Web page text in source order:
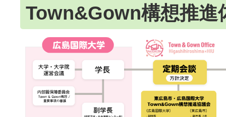
Town&Gown構想推進